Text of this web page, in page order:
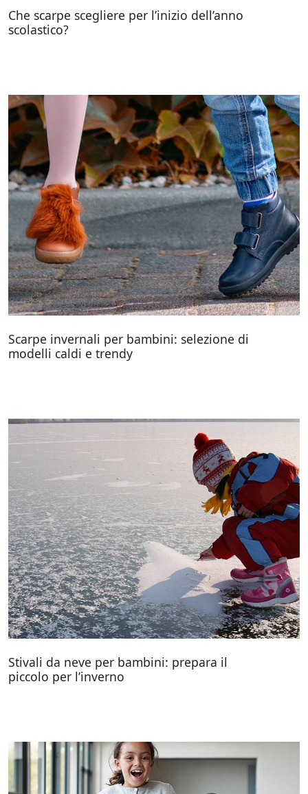
Che scarpe scegliere per l’inizio dell’anno
scolastico?
Scarpe invernali per bambini: selezione di
modelli caldi e trendy
Stivali da neve per bambini: prepara il
piccolo per l’inverno